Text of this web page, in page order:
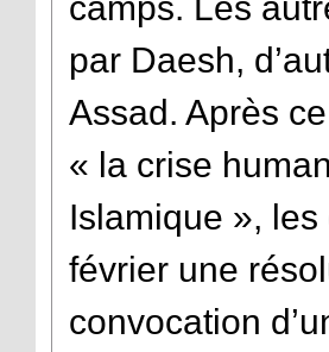
par Daesh,
Assad. Après
« la crise
Islamique »,
février une
convocation